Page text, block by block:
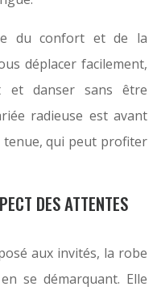
du confort et de la
déplacer facilement,
et danser sans être
radieuse est avant
tenue, qui peut profiter
DES ATTENTES
aux invités, la robe
se démarquant. Elle